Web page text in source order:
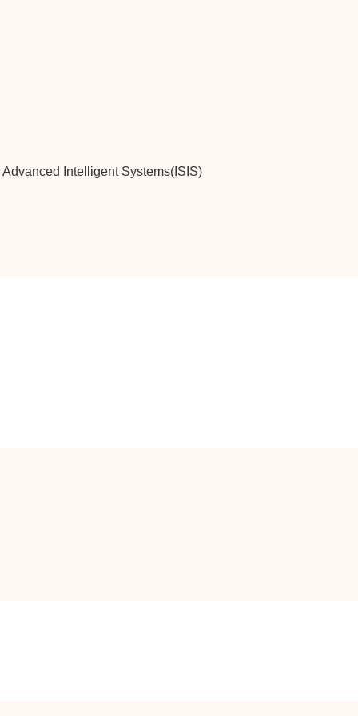
Intelligent Systems(ISIS)